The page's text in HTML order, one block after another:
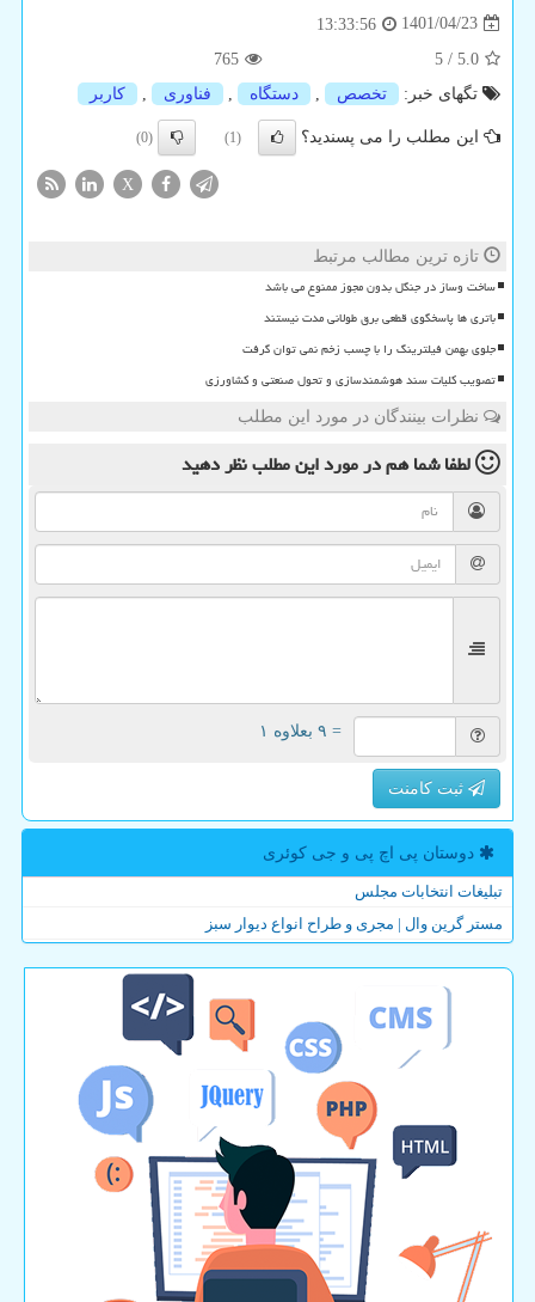
1401/04/23
13:33:56
5.0
/
5
765
تگهای خبر:
تخصص دستگاه فناوری كاربر
این مطلب را می پسندید؟ (1)
(0)
X
تازه ترین مطالب مرتبط
ساخت وساز در جنگل بدون مجوز ممنوع می باشد
باتری ها پاسخگوی قطعی برق طولانی مدت نیستند
جلوی بهمن فیلترینگ را با چسب زخم نمی توان گرفت
تصویب کلیات سند هوشمندسازی و تحول صنعتی و کشاورزی
نظرات بینندگان در مورد این مطلب
لطفا شما همدر مورد این مطلبنظر دهید
= ۹ بعلاوه ۱
ثبت کامنت
دوستان پی اچ پی و جی كوئری
تبلیغات انتخابات مجلس
مستر گرین وال | مجری و طراح انواع دیوار سبز